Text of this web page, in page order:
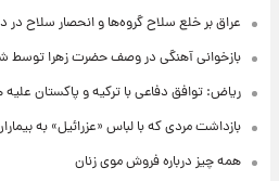
عراق بر خلع سلاح گروه‌ها و انحصار سلاح
بازخوانی آهنگی در وصف حضرت زهرا توسط
ریاض: توافق دفاعی با ترکیه و پاکستان
بازداشت مردی که با لباس «عزرائیل» به
همه چیز درباره فروش موی زنان